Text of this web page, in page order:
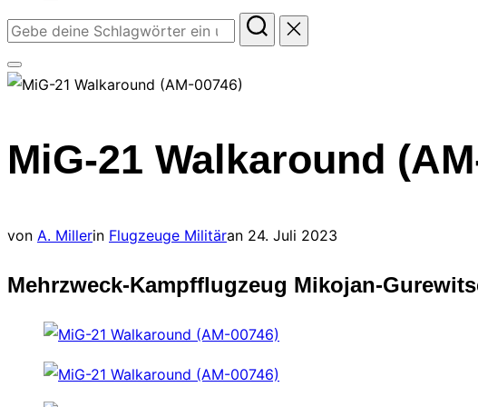
Suchen
Seitenleiste
umschalten
MiG-21 Walkaround
von A. Millerin Flugzeuge Militäran Veröffentlicht
24. Juli 2023
Mehrzweck-Kampfflugzeug Mikojan-